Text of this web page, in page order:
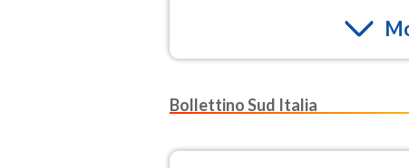
Bollettino Sud Italia